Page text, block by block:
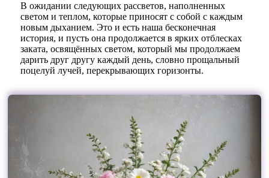
В ожидании следующих рассветов, наполненных
светом и теплом, которые приносят с собой с каждым
новым дыханием. Это и есть наша бесконечная
история, и пусть она продолжается в ярких отблесках
заката, освящённых светом, который мы продолжаем
дарить друг другу каждый день, словно прощальный
поцелуй лучей, перекрывающих горизонты.